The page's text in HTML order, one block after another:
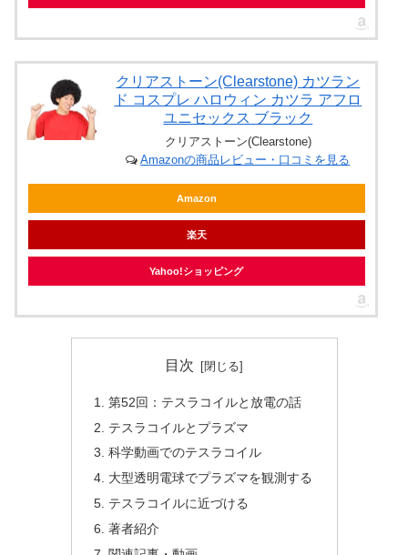
クリアストーン(Clearstone) カツラン
ド コスプレ ハロウィン カツラ アフロ
ユニセックス ブラック
クリアストーン(Clearstone)
Amazonの商品レビュー・口コミを見る
Amazon
楽天
Yahoo!ショッピング
目次
第52回：テスラコイルと放電の話
テスラコイルとプラズマ
科学動画でのテスラコイル
大型透明電球でプラズマを観測する
テスラコイルに近づける
著者紹介